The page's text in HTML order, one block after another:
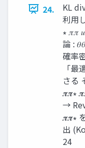
24.
KL
利用
∗ 𝜋𝜋
論 :
確率
「
さる
𝝅𝝅∗
→
𝝅𝝅∗
出
24